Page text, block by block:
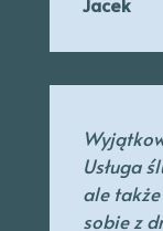
Usługa
ale
sobie z